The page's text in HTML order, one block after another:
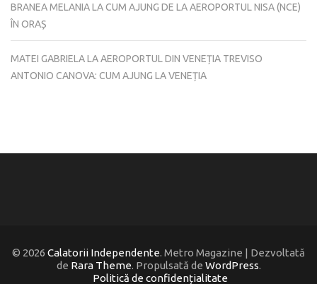
BRANEA MELANIALACUM AJUNG DE LA AEROPORTUL NISA (NCE)
ÎN ORAȘ
MATEI GABRIELALAAEROPORTUL DIN VENEȚIA TREVISO
ANTONIO CANOVA: CUM AJUNG LA VENEȚIA
© 2026 Calatorii Independente. Metro Magazine | Dezvoltată
de Rara Theme. Propulsată de WordPress.
Politică de confidențialitate